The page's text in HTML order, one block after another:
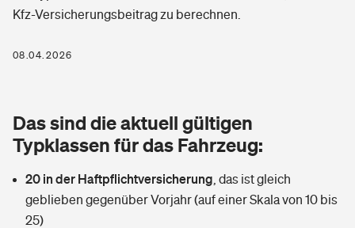
Berufshaftpflichtversicherung
Zur Übersicht
Tools
Wer versichert was: Jetzt Versicherer finden
Elementarversicherung
Glasversicherung
Mietkautionsversicherung
Kinderunfall­ver­si­che­rung
Kinderinvalidität
Private Krankenversicherung
Dread-Disease-Versicherung
Tierkrankenversicherung
Zur Übersicht
Kfz-Versicherungsbeitrag zu berechnen.
08.04.2026
Das sind die aktuell gültigen
Typklassen für das Fahrzeug:
20 in der Haftpflichtversicherung das ist gleich
geblieben gegenüber Vorjahr (auf einer Skala von 10 bis
25)